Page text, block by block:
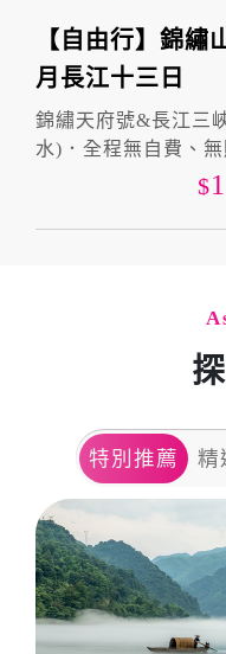
【自由行】錦繡
月長江十三日
錦繡天府號&長江三
水)．全程無自費、
特別推薦 精